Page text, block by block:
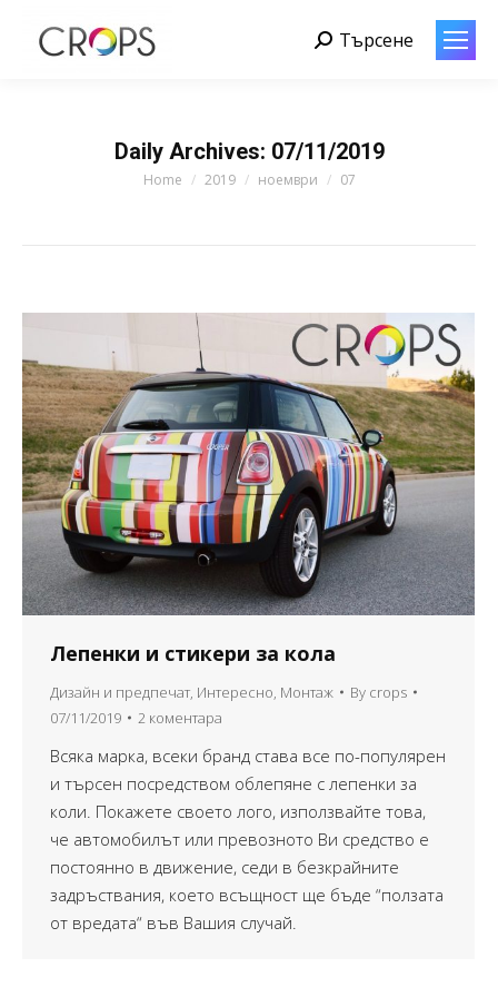
Search:
Търсене
Daily Archives: 07/11/2019
You are here:
Home 2019 ноември 07
Лепенки и стикери за кола
Дизайн и предпечат, Интересно, Монтаж By crops
07/11/2019
2 коментара
Всяка марка, всеки бранд става все по-популярен
и търсен посредством облепяне с лепенки за
коли. Покажете своето лого, използвайте това,
че автомобилът или превозното Ви средство е
постоянно в движение, седи в безкрайните
задръствания, което всъщност ще бъде “ползата
от вредата“ във Вашия случай.